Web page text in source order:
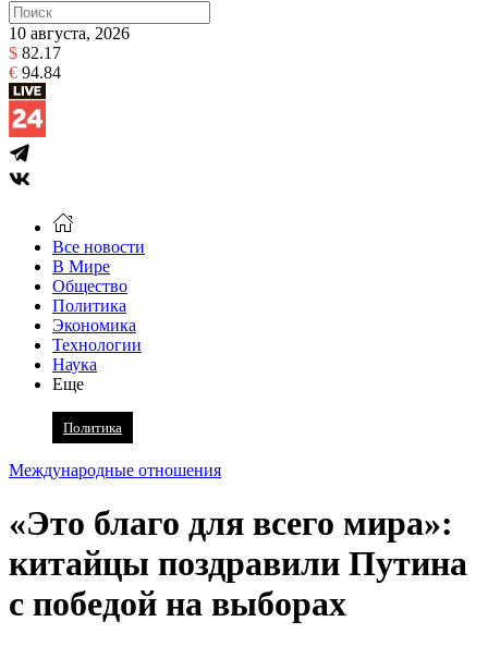
10 августа, 2026
$ 82.17
€ 94.84
Все новости
В Мире
Общество
Политика
Экономика
Технологии
Наука
Еще
Политика
Международные отношения
«Это благо для всего мира»:
китайцы поздравили Путина
с победой на выборах